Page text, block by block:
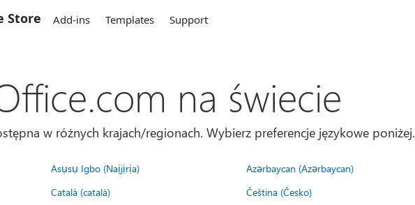
Store Add-ins Templates Support
na świecie
w różnych krajach/regionach. Wybierz preferencje językowe poniżej.
Asụsụ Igbo (Naịjịrịa) Azərbaycan (Azərbaycan)
Català (català) Čeština (Česko)